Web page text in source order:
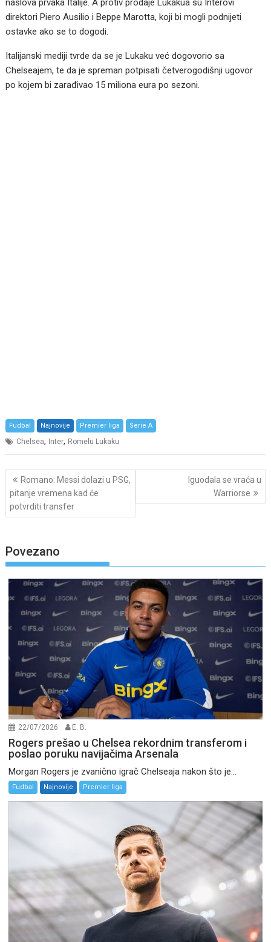
naslova prvaka Italije. A protiv prodaje Lukakua su Interovi
direktori Piero Ausilio i Beppe Marotta, koji bi mogli podnijeti
ostavke ako se to dogodi.
Italijanski mediji tvrde da se je Lukaku već dogovorio sa
Chelseajem, te da je spreman potpisati četverogodišnji ugovor
po kojem bi zarađivao 15 miliona eura po sezoni.
Fudbal Najnovije Premier liga Serie A
Chelsea, Inter, Romelu Lukaku
Post
navigation
Romano: Messi dolazi u PSG,
pitanje vremena kad će
potvrditi transfer
Iguodala se vraća u
Warriorse
Povezano
22/07/2026 E. B.
Rogers prešao u Chelsea rekordnim transferom i
poslao poruku navijačima Arsenala
Morgan Rogers je zvanično igrač Chelseaja nakon što je...
Fudbal Najnovije Premier liga